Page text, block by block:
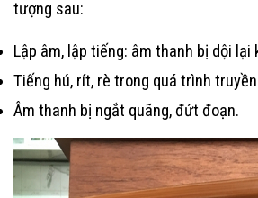
tượng sau:
Lập âm, lập tiếng: âm thanh bị dội lại
Tiếng hú, rít, rè trong quá trình
Âm thanh bị ngắt quãng, đứt đoạn.